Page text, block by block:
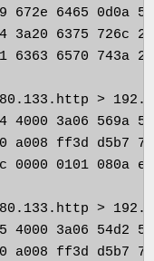
6465 0d0a
3a20 6375 726c
6363 6570 743a
>
3a06 569a
a008 ff3d
0000 0101
>
3a06 54d2
a008 ff3d